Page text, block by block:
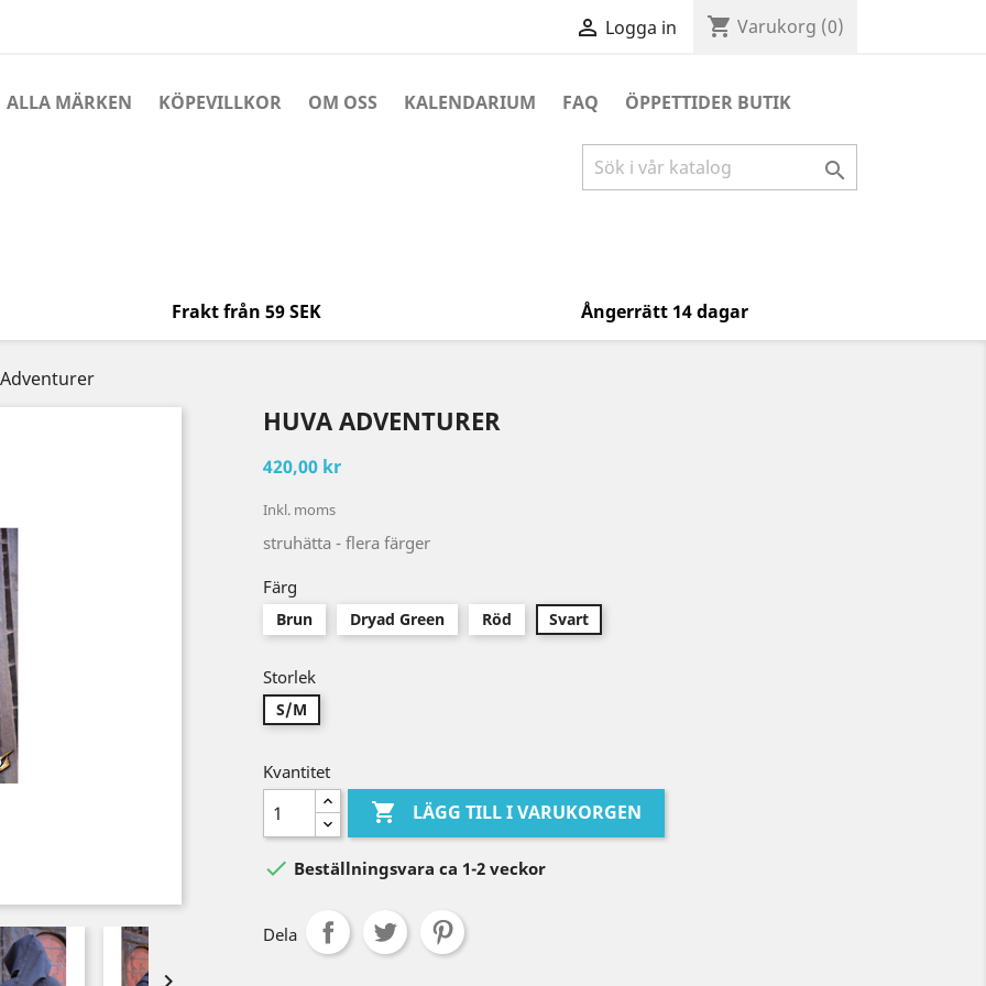
 Logga in shopping_cart Varukorg (0)
ALLA MÄRKEN KÖPEVILLKOR OM OSS KALENDARIUM FAQ ÖPPETTIDER BUTIK

Frakt från 59 SEK Ångerrätt 14 dagar
HUVA ADVENTURER
420,00 kr
Inkl. moms
struhätta - flera färger
Färg
Brun Dryad Green Röd Svart
Storlek
S/M
Kvantitet
 LÄGG TILL I VARUKORGEN
 Beställningsvara ca 1-2 veckor
Dela